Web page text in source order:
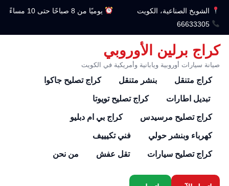
الشويخ الصناعية، الكويت
يوميًا من 8 صباحًا حتى 10 مساءً
66633305
كراج برلين الأوروبي
صيانة سيارات أوروبية ويابانية وأمريكية في الكويت
كراج متنقل بنشر متنقل كراج تصليح جاكوا
تبديل اطارات كراج تصليح تويوتا
كراج تصليح مرسيدس كراج بي ام دبليو
كهرباء وبنشر حولي فني تكيييف
كراج تصليح سيارات تقل عفش من نحن